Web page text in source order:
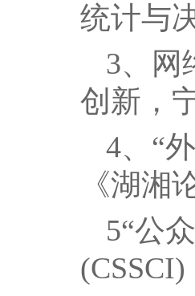
统计与
3、网
创新，
4、“
《湖湘
5“公